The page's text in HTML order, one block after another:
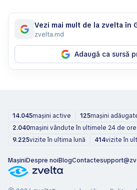
Vezi mai mult de la zvelta în
zvelta.md
Adaugă ca sursă
14.045mașini active 125mașini
2.040mașini vândute în ultimele 24 de ore
9.225vizite în ultima lună 414vizite în
MașiniDespre noiBlogContacte